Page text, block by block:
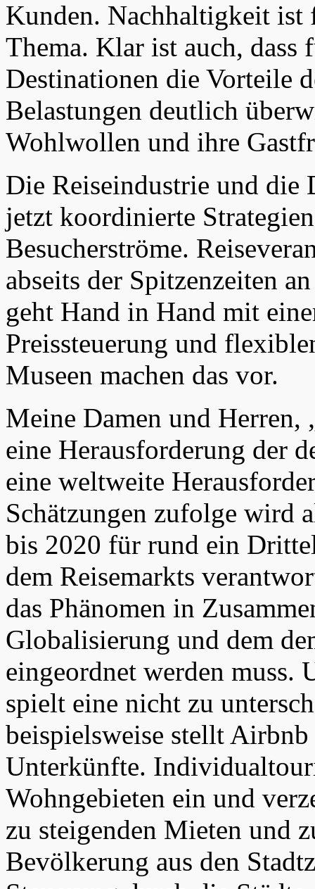
Kunden. Nachhaltigkeit ist
Thema. Klar ist auch,
Destinationen die Vorteile
Belastungen deutlich
Wohlwollen und ihre
Die Reiseindustrie und die
jetzt koordinierte
Besucherströme.
abseits der Spitzenzeiten
geht Hand in Hand mit
Preissteuerung und
Museen machen das vor.
Meine Damen und
eine Herausforderung der
eine weltweite
Schätzungen zufolge wird
bis 2020 für rund ein
dem Reisemarkts
das Phänomen in
Globalisierung und dem
eingeordnet werden muss.
spielt eine nicht zu
beispielsweise stellt
Unterkünfte.
Wohngebieten ein und
zu steigenden Mieten und
Bevölkerung aus den